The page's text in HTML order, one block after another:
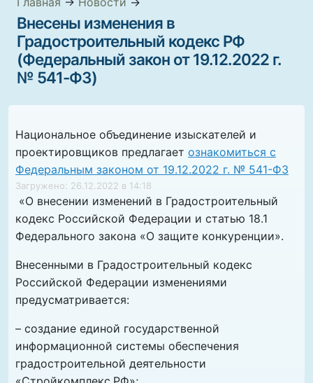
Внесены изменения в
Градостроительный кодекс РФ
(Федеральный закон от 19.12.2022 г.
№ 541-ФЗ)
Национальное объединение изыскателей и
проектировщиков предлагает ознакомиться с
Федеральным законом от 19.12.2022 г. № 541-ФЗ
Загружено: 26.12.2022 в 14:18
«О внесении изменений в Градостроительный
кодекс Российской Федерации и статью 18.1
Федерального закона «О защите конкуренции».
Внесенными в Градостроительный кодекс
Российской Федерации изменениями
предусматривается:
– создание единой государственной
информационной системы обеспечения
градостроительной деятельности